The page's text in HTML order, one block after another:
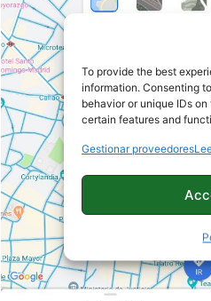
To provide the best
information. Consenting
behavior or unique IDs
certain features and
Gestionar proveedores